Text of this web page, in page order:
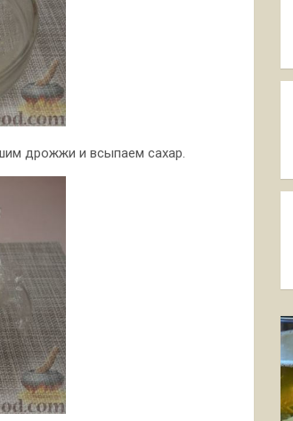
дрожжи и всыпаем сахар.